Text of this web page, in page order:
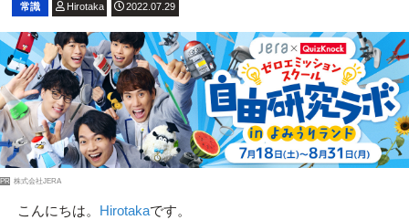
常識 Hirotaka 2022.07.29
PR 株式会社JERA
こんにちは。 Hirotakaです。